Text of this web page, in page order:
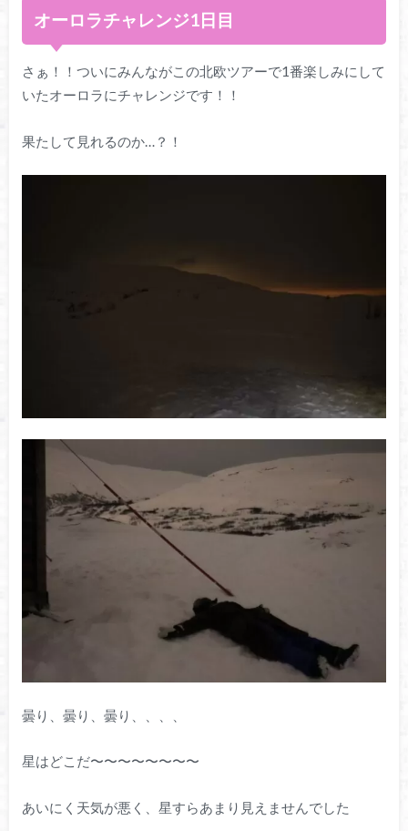
オーロラチャレンジ1日目
さぁ！！ついにみんながこの北欧ツアーで1番楽しみにして
いたオーロラにチャレンジです！！
果たして見れるのか…？！
曇り、曇り、曇り、、、、
星はどこだ〜〜〜〜〜〜〜〜
あいにく天気が悪く、星すらあまり見えませんでした